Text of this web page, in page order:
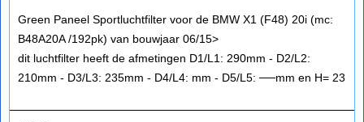
Green Paneel Sportluchtfilter voor de BMW X1 (F48) 20i (mc:
B48A20A /192pk) van bouwjaar 06/15>
dit luchtfilter heeft de afmetingen D1/L1: 290mm - D2/L2:
210mm - D3/L3: 235mm - D4/L4: mm - D5/L5: ──mm en H= 23